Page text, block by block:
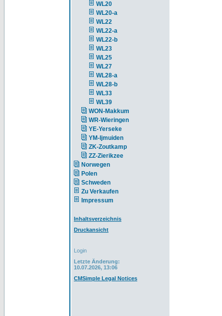
WL20
WL20-a
WL22
WL22-a
WL22-b
WL23
WL25
WL27
WL28-a
WL28-b
WL33
WL39
WON-Makkum
WR-Wieringen
YE-Yerseke
YM-Ijmuiden
ZK-Zoutkamp
ZZ-Zierikzee
Norwegen
Polen
Schweden
Zu Verkaufen
Impressum
Inhaltsverzeichnis
Druckansicht
Login
Letzte Änderung:
10.07.2026, 13:06
CMSimple Legal Notices